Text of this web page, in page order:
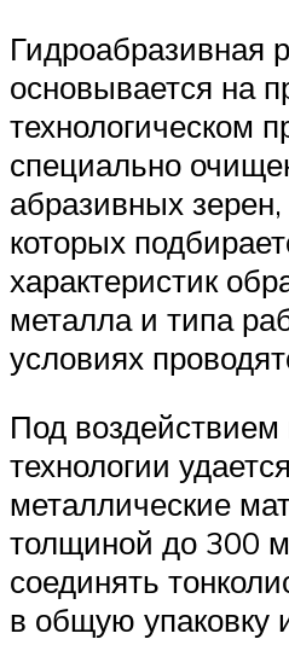
Гидроабразивная
основывается на
технологическом
специально
абразивных зерен,
которых
характеристик
металла и типа
условиях
Под воздействием
технологии
металлические
толщиной до 300
соединять
в общую упаковку